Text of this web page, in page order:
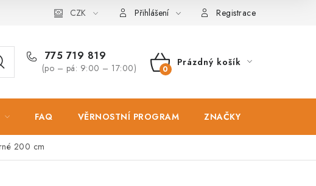
ochrany osobních údajů Zásady použivání souboru cookies
CZK Přihlášení Registrace
775 719 819
(po – pá: 9:00 – 17:00)
NÁKUPNÍ
Prázdný košík
FAQ VĚRNOSTNÍ PROGRAM ZNAČKY
200 cm